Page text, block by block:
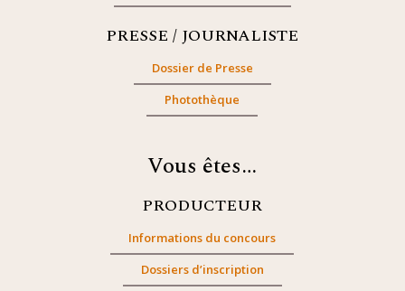
PRESSE / JOURNALISTE
Dossier de Presse
Photothèque
Vous êtes…
PRODUCTEUR
Informations du concours
Dossiers d’inscription